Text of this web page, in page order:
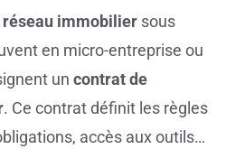
réseau immobilier sous
en micro-entreprise ou
un contrat de
. Ce contrat définit les règles
accès aux outils…